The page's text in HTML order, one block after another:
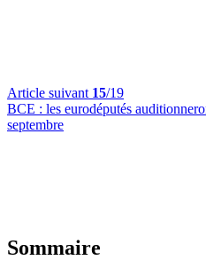
Article suivant 15/19
BCE : les eurodéputés
septembre
Sommaire